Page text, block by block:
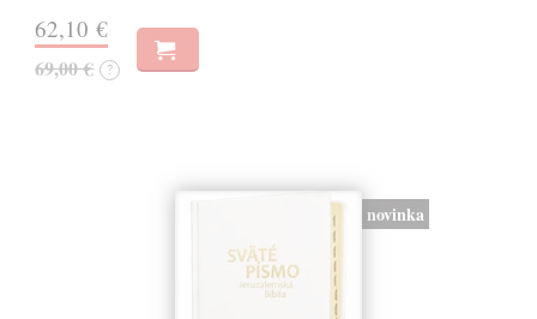
62,10 €
69,00 € ?
novinka